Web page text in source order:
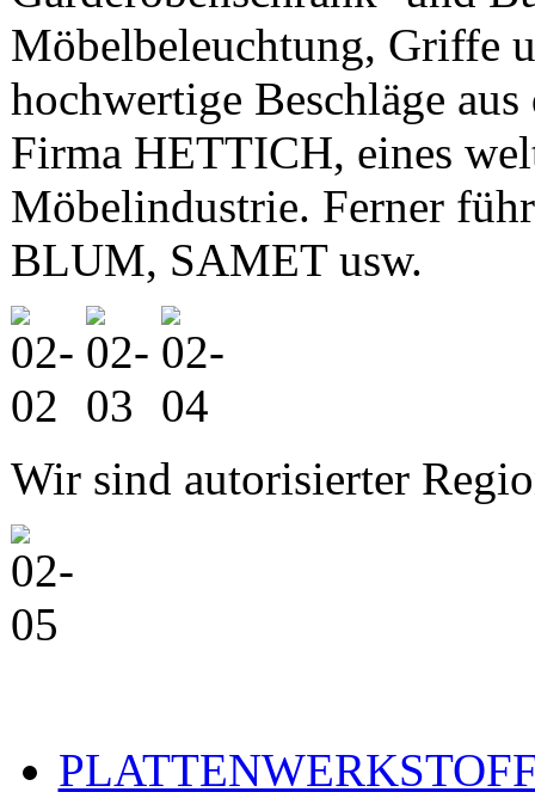
Möbelbeleuchtung, Griffe
hochwertige Beschläge
Firma HETTICH, eines
Möbelindustrie. Ferner
BLUM, SAMET usw.
Wir sind autorisierter